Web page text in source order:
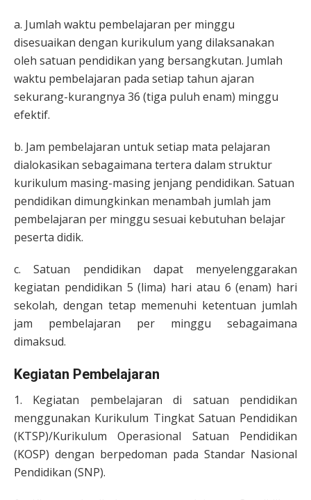
a. Jumlah waktu pembelajaran per minggu
disesuaikan dengan kurikulum yang dilaksanakan
oleh satuan pendidikan yang bersangkutan. Jumlah
waktu pembelajaran pada setiap tahun ajaran
sekurang-kurangnya 36 (tiga puluh enam) minggu
efektif.
b. Jam pembelajaran untuk setiap mata pelajaran
dialokasikan sebagaimana tertera dalam struktur
kurikulum masing-masing jenjang pendidikan. Satuan
pendidikan dimungkinkan menambah jumlah jam
pembelajaran per minggu sesuai kebutuhan belajar
peserta didik.
c. Satuan pendidikan dapat menyelenggarakan
kegiatan pendidikan 5 (lima) hari atau 6 (enam) hari
sekolah, dengan tetap memenuhi ketentuan jumlah
jam pembelajaran per minggu sebagaimana
dimaksud.
Kegiatan Pembelajaran
1. Kegiatan pembelajaran di satuan pendidikan
menggunakan Kurikulum Tingkat Satuan Pendidikan
(KTSP)/Kurikulum Operasional Satuan Pendidikan
(KOSP) dengan berpedoman pada Standar Nasional
Pendidikan (SNP).